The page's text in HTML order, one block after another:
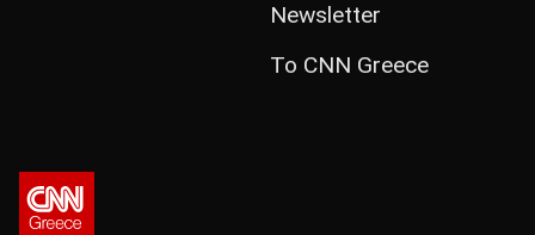
Newsletter
Το CNN Greece